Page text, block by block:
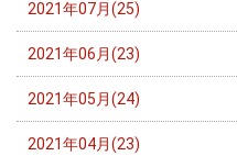
2021年07月(25)
2021年06月(23)
2021年05月(24)
2021年04月(23)